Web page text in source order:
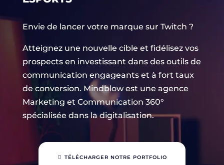
Envie de lancer votre marque sur Twitch ?
Atteignez une nouvelle cible et fidélisez vos
prospects en investissant dans des outils de
communication engageants et à fort taux
de conversion. Mindblow est une agence
Marketing et Communication 360°
spécialisée dans la digitalisation.
TÉLÉCHARGER NOTRE PORTFOLIO